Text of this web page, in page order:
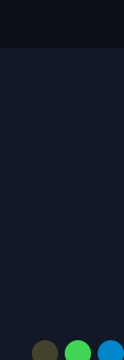
E-